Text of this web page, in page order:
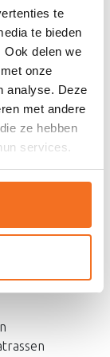
te
te bieden
Ook delen we
onze
analyse. Deze
met andere
ze hebben
services.
grenenhout
Hiermee
en respect
De
zorgen voor